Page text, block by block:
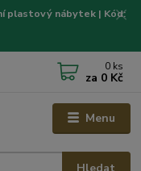
plastový nábytek | Kód:
Menu
0 ks
za 0 Kč